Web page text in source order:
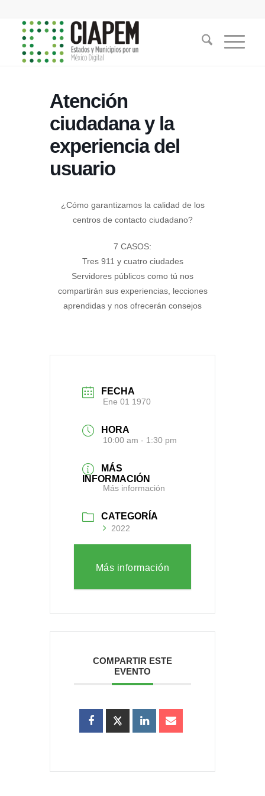
Atención
ciudadana y la
experiencia del
usuario
¿Cómo garantizamos la calidad de los
centros de contacto ciudadano?
7 CASOS:
Tres 911 y cuatro ciudades
Servidores públicos como tú nos
compartirán sus experiencias, lecciones
aprendidas y nos ofrecerán consejos
FECHA
Ene 01 1970
HORA
10:00 am - 1:30 pm
MÁS
INFORMACIÓN
Más información
CATEGORÍA
2022
Más información
COMPARTIR ESTE
EVENTO